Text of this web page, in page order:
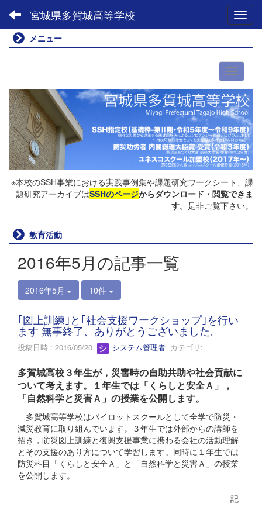
宮城県多賀城高等学校
メニュー
※本校のSSH事業における実践事例集や課題研究ワークシート、課
題研究アーカイブはSSHのページからダウンロード・閲覧できま
す。 是非ご覧下さい。
教育活動
2016年5月の記事一覧
2016年5月 10件
｢図上訓練｣と｢社会支援ワークショップ｣を行い
ます 無事終了、ありがとうございました。
投稿日時 : 2016/05/20 システム管理者 カテゴリ:
多賀城高校３年生が，災害時の自助共助や社会貢献に
ついて考えます。１年生では「くらしと安全Ａ」，
「自然科学と災害Ａ」の授業を公開します。
多賀城高等学校はパイロットスクールとして全学で防災・
減災教育に取り組んでいます。３年生では外部からの講師を
招き，防災図上訓練と復興支援事業に携わる会社の活動理解
とその支援のあり方について学習します。同時に１年生では
防災科目「くらしと安全Ａ」と「自然科学と災害Ａ」の授業
を公開します。
記